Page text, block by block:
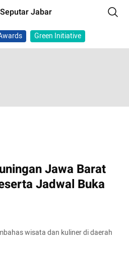
Seputar Jabar
Green Initiative
Jawa Barat
Jadwal Buka
wisata dan kuliner di daerah